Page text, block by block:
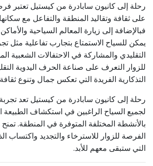
رحلة إلى كانيون سابادرة من كيستيل تعتبر
على ثقافة وتقاليد المنطقة والتفاعل مع
فبالإضافة إلى زيارة المعالم السياحية والأماكن
يمكن للسياح الاستمتاع بتجارب تفاعلية مثل
التقليدي والمشاركة في الاحتفالات الشعبية
للزوار التعرف على صناعة الحرف اليدوية
التذكارية الفريدة التي تعكس جمال وتنوع
رحلة إلى كانيون سابادرة من كيستيل تعد
لجميع السياح الراغبين في استكشاف الطبيعة
بالأنشطة المختلفة المتوفرة في المنطقة.
الفرصة للزوار للاسترخاء والتجديد واكتساب
التي ستبقى معهم للأبد.